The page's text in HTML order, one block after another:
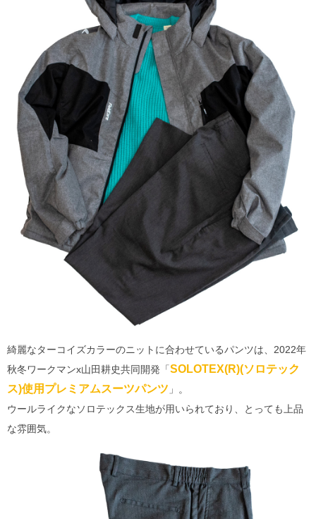
綺麗なターコイズカラーのニットに合わせているパンツは、2022年
秋冬ワークマンx山田耕史共同開発「SOLOTEX(R)(ソロテック
ス)使用プレミアムスーツパンツ 」。
ウールライクなソロテックス生地が用いられており、とっても上品
な雰囲気。